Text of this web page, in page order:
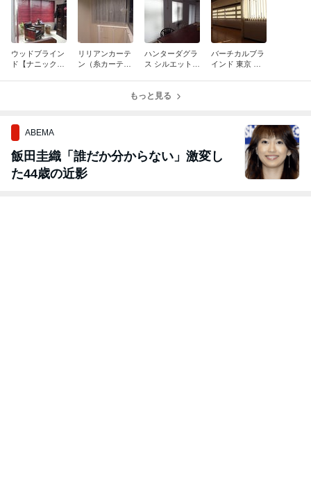
ウッドブライン
ド【ナニック】
リリアンカーテ
ン（糸カーテ
ハンターダグラ
ス シルエットシ
No120904
バーチカルブラ
インド 東京 高
もっと見る
ABEMA
飯田圭織「誰だか分からない」激変し
た44歳の近影